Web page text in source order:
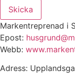
Skicka
Markentreprenad i
Epost:
Webb:
Adress: